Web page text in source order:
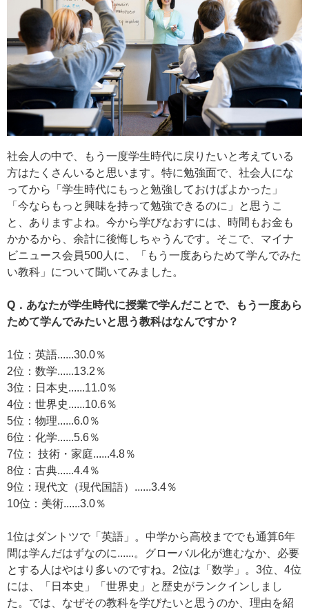
社会人の中で、もう一度学生時代に戻りたいと考えている
方はたくさんいると思います。特に勉強面で、社会人にな
ってから「学生時代にもっと勉強しておけばよかった」
「今ならもっと興味を持って勉強できるのに」と思うこ
と、ありますよね。今から学びなおすには、時間もお金も
かかるから、余計に後悔しちゃうんです。そこで、マイナ
ビニュース会員500人に、「もう一度あらためて学んでみた
い教科」について聞いてみました。
Q．あなたが学生時代に授業で学んだことで、もう一度あら
ためて学んでみたいと思う教科はなんですか？
1位：英語......30.0％
2位：数学......13.2％
3位：日本史......11.0％
4位：世界史......10.6％
5位：物理......6.0％
6位：化学......5.6％
7位： 技術・家庭......4.8％
8位：古典......4.4％
9位：現代文（現代国語）......3.4％
10位：美術......3.0％
1位はダントツで「英語」。中学から高校まででも通算6年
間は学んだはずなのに......。グローバル化が進むなか、必要
とする人はやはり多いのですね。2位は「数学」。3位、4位
には、「日本史」「世界史」と歴史がランクインしまし
た。では、なぜその教科を学びたいと思うのか、理由を紹